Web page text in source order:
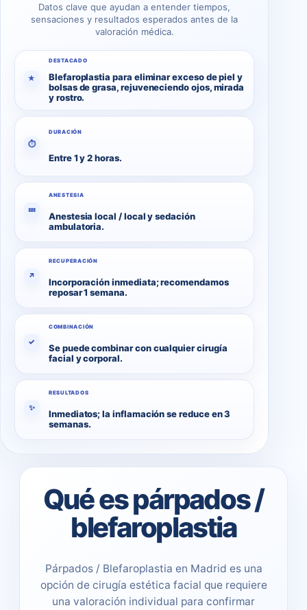
Datos clave que ayudan a entender tiempos,
sensaciones y resultados esperados antes de la
valoración médica.
★
DESTACADO
Blefaroplastia para eliminar exceso de piel y
bolsas de grasa, rejuveneciendo ojos, mirada
y rostro.
⏱
DURACIÓN
Entre 1 y 2 horas.
💤
ANESTESIA
Anestesia local / local y sedación
ambulatoria.
↗
RECUPERACIÓN
Incorporación inmediata; recomendamos
reposar 1 semana.
✓
COMBINACIÓN
Se puede combinar con cualquier cirugía
facial y corporal.
✨
RESULTADOS
Inmediatos; la inflamación se reduce en 3
semanas.
Qué es párpados /
blefaroplastia
Párpados / Blefaroplastia en Madrid es una
opción de cirugía estética facial que requiere
una valoración individual para confirmar